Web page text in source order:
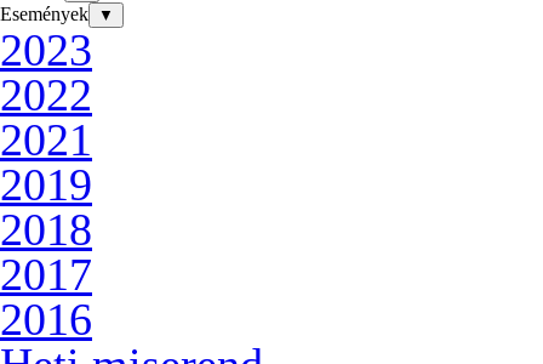
Események ▼
2023
2022
2021
2019
2018
2017
2016